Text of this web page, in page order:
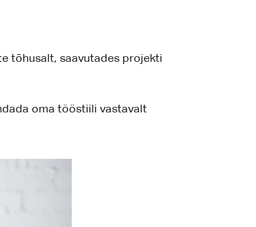
tõhusalt, saavutades projekti
oma tööstiili vastavalt